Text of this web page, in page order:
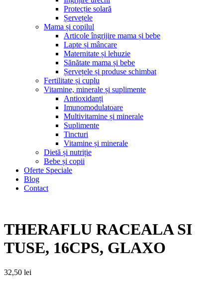
Protecție solară
Șervețele
Mama și copilul
Articole îngrijire mama și bebe
Lapte și mâncare
Maternitate și lehuzie
Sănătate mama și bebe
Șervețele și produse schimbat
Fertilitate și cuplu
Vitamine, minerale și suplimente
Antioxidanți
Imunomodulatoare
Multivitamine și minerale
Suplimente
Tincturi
Vitamine și minerale
Dietă și nutriție
Bebe și copii
Oferte Speciale
Blog
Contact
THERAFLU RACEALA SI
TUSE, 16CPS, GLAXO
32,50 lei